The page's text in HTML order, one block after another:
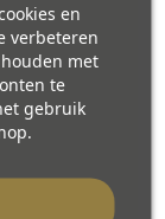
en
verbeteren
met
te
gebruik